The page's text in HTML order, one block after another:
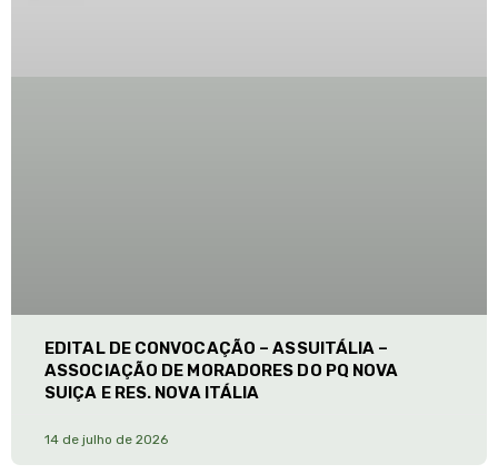
EDITAL DE CONVOCAÇÃO – ASSUITÁLIA –
ASSOCIAÇÃO DE MORADORES DO PQ NOVA
SUIÇA E RES. NOVA ITÁLIA
14 de julho de 2026